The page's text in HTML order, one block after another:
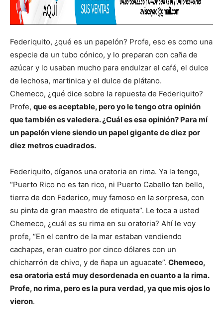
Federiquito, ¿qué es un papelón? Profe, eso es como una
especie de un tubo cónico, y lo preparan con caña de
azúcar y lo usaban mucho para endulzar el café, el dulce
de lechosa, martinica y el dulce de plátano.
Chemeco, ¿qué dice sobre la repuesta de Federiquito?
Profe, que es aceptable, pero yo le tengo otra opinión
que también es valedera. ¿Cuál es esa opinión? Para mí
un papelón viene siendo un papel gigante de diez por
diez metros cuadrados.
Federiquito, díganos una oratoria en rima. Ya la tengo,
“Puerto Rico no es tan rico, ni Puerto Cabello tan bello,
tierra de don Federico, muy famoso en la sorpresa, con
su pinta de gran maestro de etiqueta”. Le toca a usted
Chemeco, ¿cuál es su rima en su oratoria? Ahí le voy
profe, “En el centro de la mar estaban vendiendo
cachapas, eran cuatro por cinco dólares con un
chicharrón de chivo, y de ñapa un aguacate”. Chemeco,
esa oratoria está muy desordenada en cuanto a la rima.
Profe, no rima, pero es la pura verdad, ya que mis ojos lo
vieron.